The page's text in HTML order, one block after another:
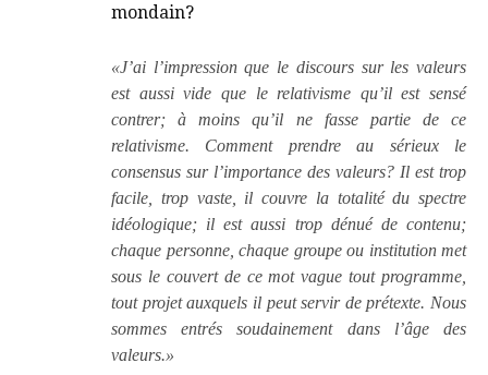
mondain?
«J’ai l’impression que le discours sur les valeurs
est aussi vide que le relativisme qu’il est sensé
contrer; à moins qu’il ne fasse partie de ce
relativisme. Comment prendre au sérieux le
consensus sur l’importance des valeurs? Il est trop
facile, trop vaste, il couvre la totalité du spectre
idéologique; il est aussi trop dénué de contenu;
chaque personne, chaque groupe ou institution met
sous le couvert de ce mot vague tout programme,
tout projet auxquels il peut servir de prétexte. Nous
sommes entrés soudainement dans l’âge des
valeurs.»